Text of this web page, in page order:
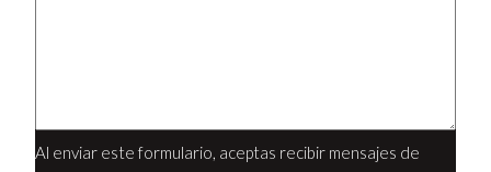
Al enviar este formulario, aceptas recibir mensajes de